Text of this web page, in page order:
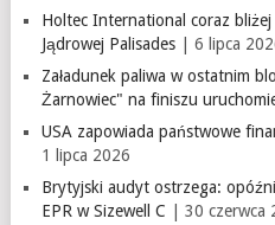
Holtec International coraz
Jądrowej Palisades| 6 lipca
Załadunek paliwa w ostatnim
Żarnowiec" na finiszu
USA zapowiada państwowe
1 lipca 2026
Brytyjski audyt ostrzega:
EPR w Sizewell C | 30 czerwca